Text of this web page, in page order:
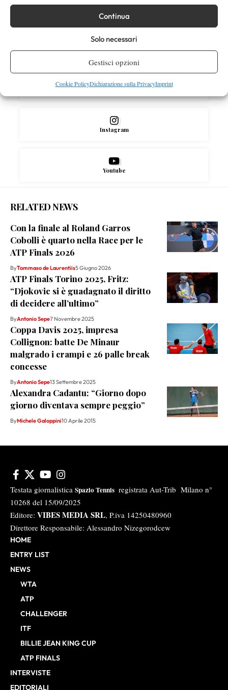
Continua
Solo necessari
Gestisci opzioni
Cookie PolicyDichiarazione sulla PrivacyImprint
SOCIAL
X
Instagram
Youtube
RELATED NEWS
Con la finale al Roland Garros
Cobolli è quarto nella Race per le
ATP Finals 2026
ByTommaso de Laurentiis5 Giugno 2026
ATP Finals Torino 2025, Fritz:
“Djokovic si è guadagnato il diritto
di decidere all’ultimo”
ByAntonio Sepe7 Novembre 2025
Coppa Davis 2025, impresa
Collignon: batte De Minaur
malgrado i crampi e 26 palle break
concesse
ByAntonio Sepe13 Settembre 2025
Alexandra Cadantu: “Giorno dopo
giorno diventava sempre peggio”
ByMichele Galoppini10 Aprile 2015
Testata giornalistica Spazio Tennis registrata Aut-Trib Milano n°
10268 del 15/09/2025
Editore: VIBES MEDIA SRL, P.iva 14250480960
Direttore Responsabile: Alessandro Nizegorodcew
HOME
ENTRY LIST
NEWS
WTA
ATP
CHALLENGER
ITF
BILLIE JEAN KING CUP
ATP FINALS
INTERVISTE
EDITORIALI